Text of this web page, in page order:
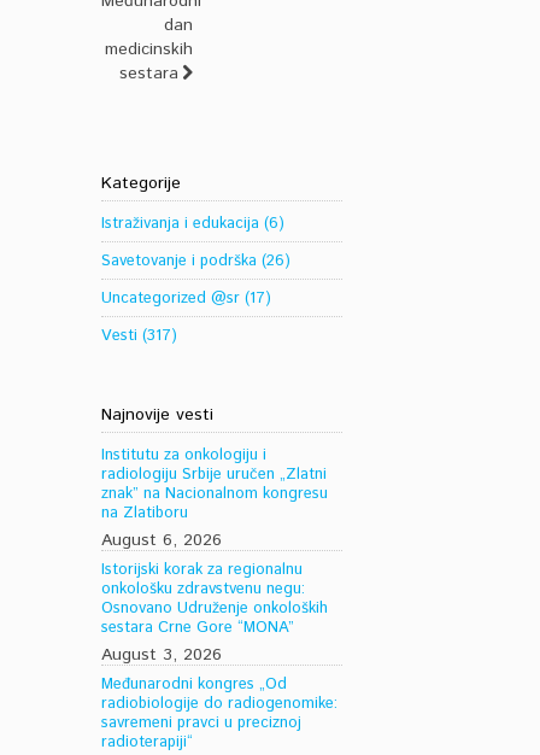
dan
medicinskih
sestara
Kategorije
Istraživanja i edukacija (6)
Savetovanje i podrška (26)
Uncategorized @sr (17)
Vesti (317)
Najnovije vesti
Institutu za onkologiju i
radiologiju Srbije uručen „Zlatni
znak” na Nacionalnom kongresu
na Zlatiboru
August 6, 2026
Istorijski korak za regionalnu
onkološku zdravstvenu negu:
Osnovano Udruženje onkoloških
sestara Crne Gore “MONA”
August 3, 2026
Međunarodni kongres „Od
radiobiologije do radiogenomike:
savremeni pravci u preciznoj
radioterapiji“